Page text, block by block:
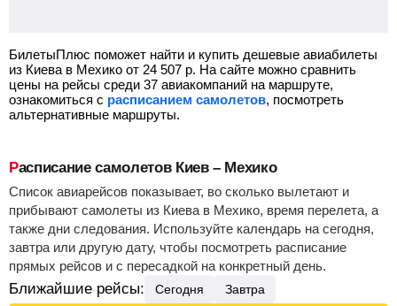
БилетыПлюс поможет найти и купить дешевые авиабилеты
из Киева в Мехико от 24 507 р. На сайте можно сравнить
цены на рейсы среди 37 авиакомпаний на маршруте,
ознакомиться с расписанием самолетов, посмотреть
альтернативные маршруты.
Расписание самолетов Киев – Мехико
Список авиарейсов показывает, во сколько вылетают и
прибывают самолеты из Киева в Мехико, время перелета, а
также дни следования. Используйте календарь на сегодня,
завтра или другую дату, чтобы посмотреть расписание
прямых рейсов и с пересадкой на конкретный день.
Ближайшие рейсы: Сегодня Завтра